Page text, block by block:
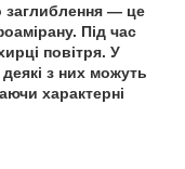
заглиблення — це
Під час
повітря. У
з них можуть
характерні